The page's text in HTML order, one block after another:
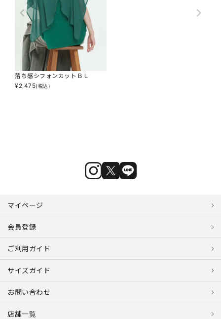
落ち感シフォンカットＢＬ
¥2,475(税込)
マイページ
会員登録
ご利用ガイド
サイズガイド
お問い合わせ
店舗一覧